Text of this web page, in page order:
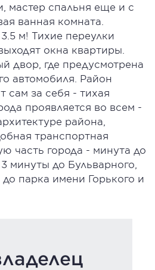
мастер спальня еще и с
ванная комната.
м! Тихие переулки
окна квартиры.
двор, где предусмотрена
автомобиля. Район
сам за себя - тихая
проявляется во всем -
района,
транспортная
часть города - минута до
минуты до Бульварного,
парка имени Горького и